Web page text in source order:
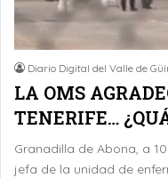
Diario Digital del Valle de
LA OMS
TENERIFE…
Granadilla de Abona, a
jefa de la unidad de